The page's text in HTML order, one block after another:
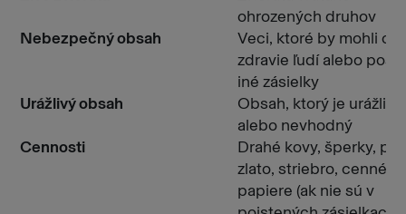
ohrozených druhov
Nebezpečný obsah
Veci, ktoré by mohli
zdravie ľudí alebo
iné zásielky
Urážlivý obsah
Obsah, ktorý je urážlivý
alebo nevhodný
Cennosti
Drahé kovy, šperky,
zlato, striebro, cenné
papiere (ak nie sú v